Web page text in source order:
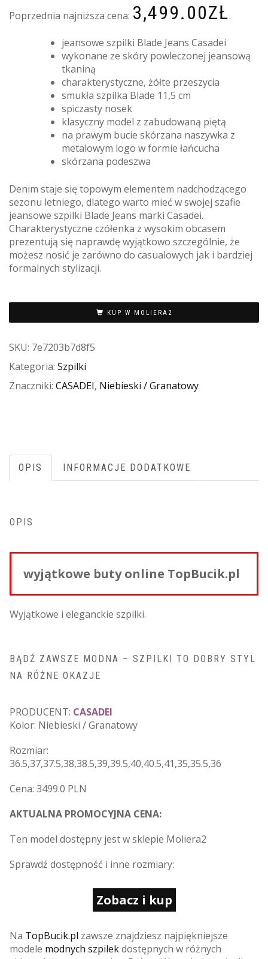
Poprzednia najniższa cena: 3,499.00ZŁ.
jeansowe szpilki Blade Jeans Casadei
wykonane ze skóry powleczonej jeansową
tkaniną
charakterystyczne, żółte przeszycia
smukła szpilka Blade 11,5 cm
spiczasty nosek
klasyczny model z zabudowaną piętą
na prawym bucie skórzana naszywka z
metalowym logo w formie łańcucha
skórzana podeszwa
Denim staje się topowym elementem nadchodzącego
sezonu letniego, dlatego warto mieć w swojej szafie
jeansowe szpilki Blade Jeans marki Casadei.
Charakterystyczne czółenka z wysokim obcasem
prezentują się naprawdę wyjątkowo szczególnie, że
możesz nosić je zarówno do casualowych jak i bardziej
formalnych stylizacji.
KUP W MOLIERA2
SKU: 7e7203b7d8f5
Kategoria: Szpilki
Znaczniki: CASADEI, Niebieski / Granatowy
OPIS INFORMACJE DODATKOWE
OPIS
wyjątkowe buty online TopBucik.pl
Wyjątkowe i eleganckie szpilki.
BĄDŹ ZAWSZE MODNA – SZPILKI TO DOBRY STYL
NA RÓŻNE OKAZJE
PRODUCENT: CASADEI
Kolor: Niebieski / Granatowy
Rozmiar:
36.5,37,37.5,38,38.5,39,39.5,40,40.5,41,35,35.5,36
Cena: 3499.0 PLN
AKTUALNA PROMOCYJNA CENA:
Ten model dostępny jest w sklepie Moliera2
Sprawdź dostępność i inne rozmiary:
Zobacz i kup
Na TopBucik.pl zawsze znajdziesz najpiękniejsze
modele modnych szpilekdostępnych w różnych